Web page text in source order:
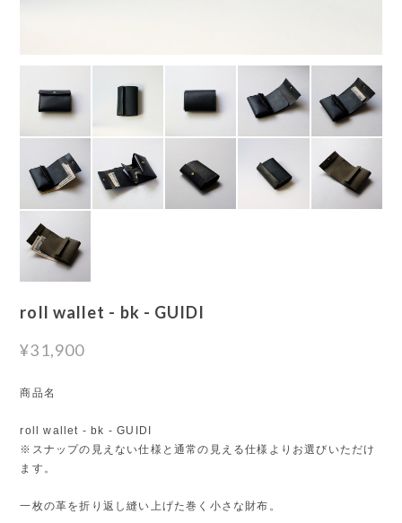
roll wallet - bk - GUIDI
¥31,900
商品名
roll wallet - bk - GUIDI
※スナップの見えない仕様と通常の見える仕様よりお選びいただけ
ます。
一枚の革を折り返し縫い上げた巻く小さな財布。